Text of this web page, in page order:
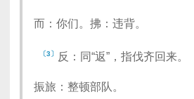
而：你们。拂：违背。
〔3〕 反：同“返”，指伐齐回来。
振旅：整顿部队。